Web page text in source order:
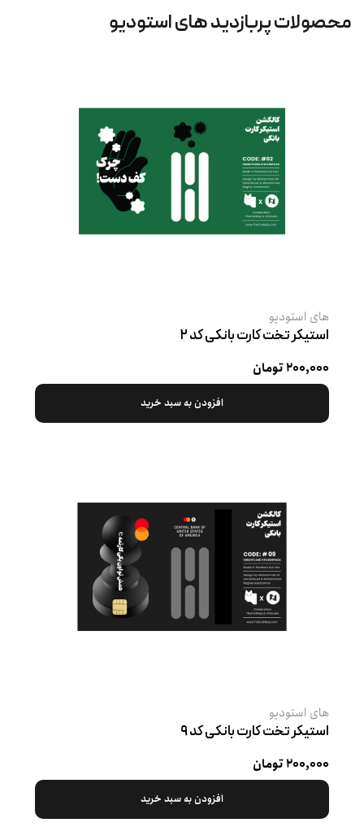
محصولات پربازدید های استودیو
های استودیو
استیکر تخت کارت بانکی کد ۲
۲۰۰,۰۰۰ تومان
افزودن به سبد خرید
های استودیو
استیکر تخت کارت بانکی کد ۹
۲۰۰,۰۰۰ تومان
افزودن به سبد خرید